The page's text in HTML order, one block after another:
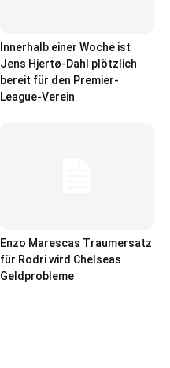
Innerhalb einer Woche ist
Jens Hjertø-Dahl plötzlich
bereit für den Premier-
League-Verein
Enzo Marescas Traumersatz
für Rodri wird Chelseas
Geldprobleme